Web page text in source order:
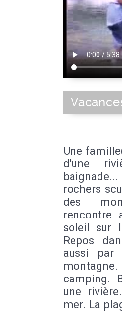
Une
d'une
rochers
des
rencontre
soleil sur
Repos
aussi par
camping.
une
mer. La